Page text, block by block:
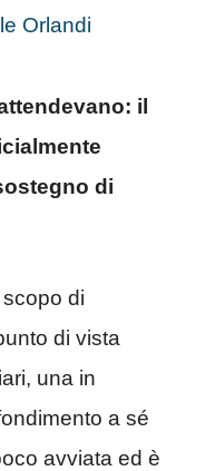
Orlandi
il
di
di
di vista
una in
a sé
avviata ed è